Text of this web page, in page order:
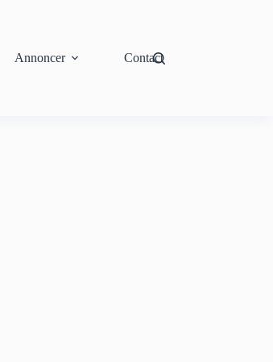
Annoncer Contact